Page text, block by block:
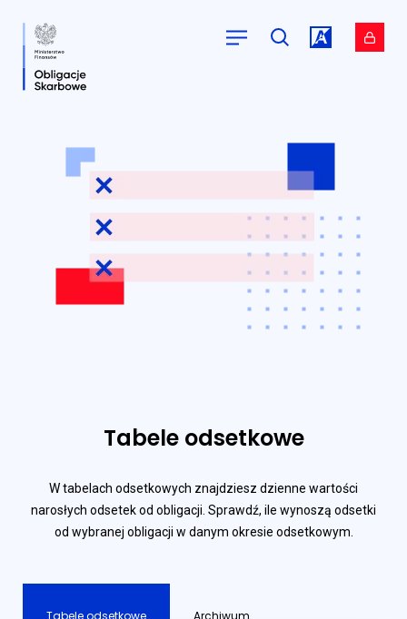
Przejdź do
Tabele odsetkowe
W tabelach odsetkowych znajdziesz dzienne wartości
narosłych odsetek od obligacji. Sprawdź, ile wynoszą odsetki
od wybranej obligacji w danym okresie odsetkowym.
Tabele odsetkowe Archiwum